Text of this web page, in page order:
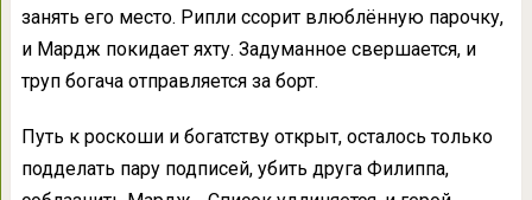
занять его место. Рипли ссорит влюблённую парочку,
и Мардж покидает яхту. Задуманное свершается, и
труп богача отправляется за борт.
Путь к роскоши и богатству открыт, осталось только
подделать пару подписей, убить друга Филиппа,